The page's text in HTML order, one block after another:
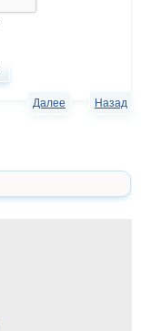
Назад
Далее